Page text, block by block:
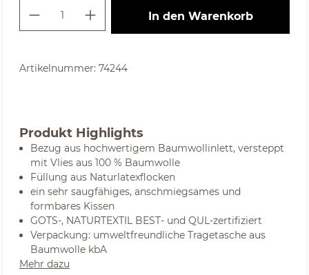
Produkt Anzahl: Gib den
In den Warenkorb
Artikelnummer: 74244
Produkt Highlights
Bezug aus hochwertigem Baumwollinlett, versteppt
mit Vlies aus 100 % Baumwolle
Füllung aus Naturlatexflocken
ein sehr saugfähiges, anschmiegsames und
formbares Kissen
GOTS-, NATURTEXTIL BEST- und QUL-zertifiziert
Verpackung: umweltfreundliche Tragetasche aus
Baumwolle kbA
Mehr dazu